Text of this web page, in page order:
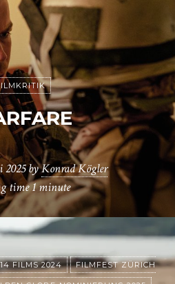
2025byKonrad Kögler
time1 minute
FILMS 2024 FILMFEST ZÜRICH